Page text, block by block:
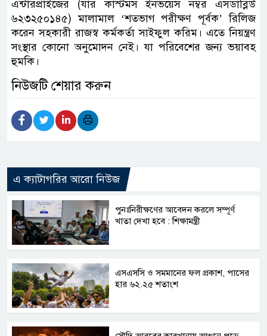
এন্টারপ্রাইজের (যার কাস্টমস ইনভয়েস নম্বর এসডাব্লিউ
৬২৩২৫০১৪৫) মালামাল ‘শতভাগ পরীক্ষণ পূর্বক’ রিলিজ
করেন সহকারী রাজস্ব কর্মকর্তা সাইফুল করিম। এতে নিয়ন্ত্রণ
সংস্থার কোনো অনুমোদন নেই। যা পরিবেশের জন্য ভয়াবহ
হুমকি।
নিউজটি শেয়ার করুন
এ ক্যাটাগরির আরো নিউজ
পুনঃনিরীক্ষণের আবেদন করলে সম্পূর্ণ
খাতা দেখা হবে : শিক্ষামন্ত্রী
এসএসসি ও সমমানের ফল প্রকাশ, পাসের
হার ৬২.২৫ শতাংশ